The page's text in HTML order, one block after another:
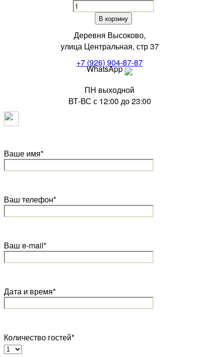
Зеленый
авокадо
на
мангале
quantity
В корзину
Деревня Высоково,
улица Центральная, стр 37
+7 (926) 904-87-87
WhatsApp
ПН выходной
ВТ-ВС с 12:00 до 23:00
Ваше имя*
Ваш телефон*
Ваш e-mail*
Дата и время*
Количество гостей*